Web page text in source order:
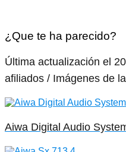
¿Que te ha parecido?
Última actualización el
afiliados / Imágenes de
Aiwa Digital Audio